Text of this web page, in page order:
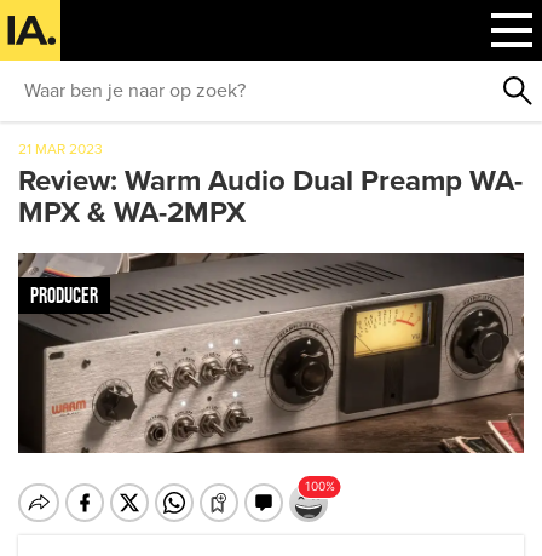
21 MAR 2023
Review: Warm Audio Dual Preamp WA-
MPX & WA-2MPX
PRODUCER